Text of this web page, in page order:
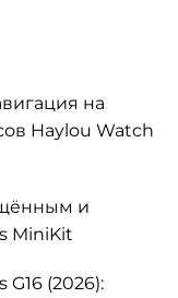
на
Haylou Watch
и
MiniKit
(2026):